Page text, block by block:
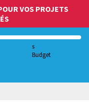
VOS PROJETS
5
Budget